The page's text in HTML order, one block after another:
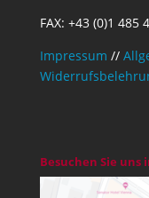
FAX: +43 (0)1 485
Impressum //
Besuchen Sie uns